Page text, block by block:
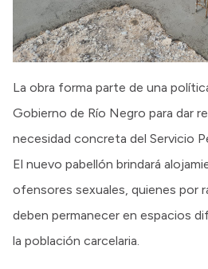
La obra forma parte de una
Gobierno de Río Negro para dar
necesidad concreta del Servicio
El nuevo pabellón brindará
ofensores sexuales, quienes por
deben permanecer en espacios
la población carcelaria.